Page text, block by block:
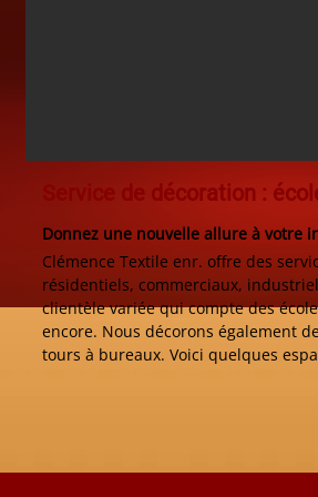
Service de décoration :
Donnez une nouvelle allure à votre
Clémence Textile enr. offre des
résidentiels, commerciaux,
clientèle variée qui compte des
encore. Nous décorons également
tours à bureaux. Voici quelques